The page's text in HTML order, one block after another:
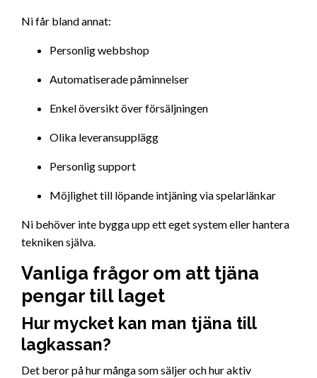
Ni får bland annat:
Personlig webbshop
Automatiserade påminnelser
Enkel översikt över försäljningen
Olika leveransupplägg
Personlig support
Möjlighet till löpande intjäning via spelarlänkar
Ni behöver inte bygga upp ett eget system eller hantera
tekniken själva.
Vanliga frågor om att tjäna
pengar till laget
Hur mycket kan man tjäna till
lagkassan?
Det beror på hur många som säljer och hur aktiv